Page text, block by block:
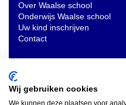
Over Waalse school
Onderwijs Waalse school
Uw kind inschrijven
Contact
Wij gebruiken cookies
We kunnen deze plaatsen voor